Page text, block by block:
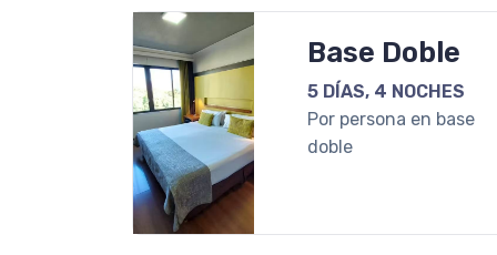
Base Doble
5 DÍAS, 4 NOCHES
Por persona en base
doble